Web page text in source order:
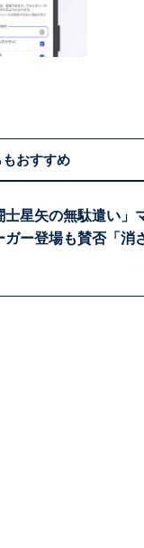
もおすすめ
士星矢の無駄遣い
ガー登場も賛否「消